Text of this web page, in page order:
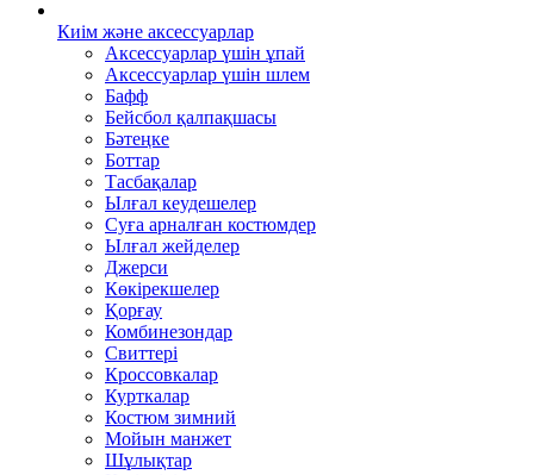
Киім және аксессуарлар
Аксессуарлар үшін ұпай
Аксессуарлар үшін шлем
Бафф
Бейсбол қалпақшасы
Бәтеңке
Боттар
Тасбақалар
Ылғал кеудешелер
Суға арналған костюмдер
Ылғал жейделер
Джерси
Көкірекшелер
Қорғау
Комбинезондар
Свиттері
Кроссовкалар
Курткалар
Костюм зимний
Мойын манжет
Шұлықтар